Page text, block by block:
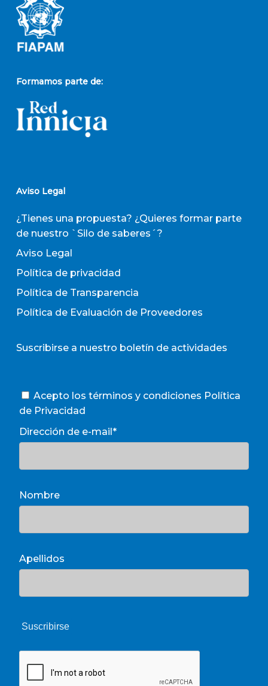
Formamos parte de:
Aviso Legal
¿Tienes una propuesta? ¿Quieres formar parte
de nuestro `Silo de saberes´?
Aviso Legal
Política de privacidad
Política de Transparencia
Política de Evaluación de Proveedores
Suscribirse a nuestro boletín de actividades
Acepto los términos y condiciones Política
de Privacidad
Dirección de e-mail*
Nombre
Apellidos